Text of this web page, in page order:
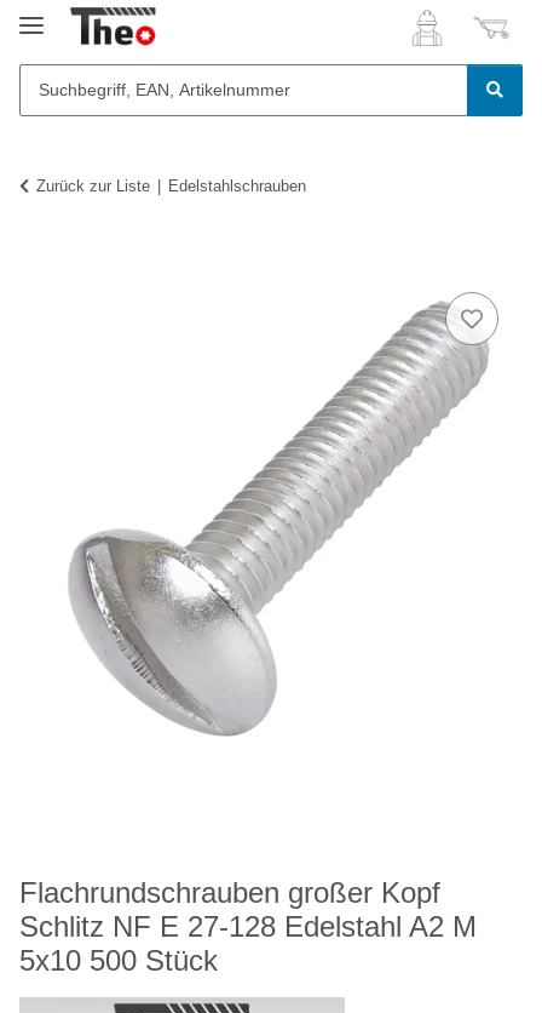
Zurück zur Liste Edelstahlschrauben
Flachrundschrauben großer Kopf
Schlitz NF E 27-128 Edelstahl A2 M
5x10 500 Stück